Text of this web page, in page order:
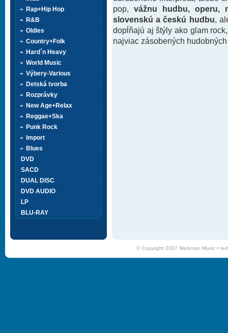
pop, vážnu hudbu, operu,
slovenskú a českú hudbu ,
dopĺňajú aj štýly ako glam
najviac zásobených
Rap+Hip Hop
R&B
Oldies
Country+Folk
Hard´n Heavy
World Music
Výbery-Various
Detská tvorba
Rozprávky
New Age+Relax
Reggae+Ska
Punk Rock
Import
Blues
DVD
SACD
DUAL DISC
DVD AUDIO
LP
BLU-RAY
© Copyright 2007 Markman Music •